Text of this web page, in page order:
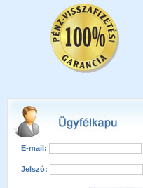
E-mail:
Jelszó: